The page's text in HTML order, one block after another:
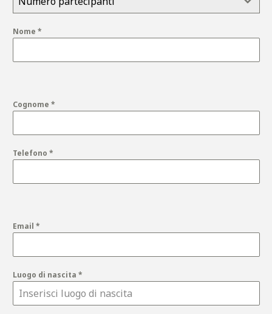
Nome *
Cognome *
Telefono *
Email *
Luogo di nascita *